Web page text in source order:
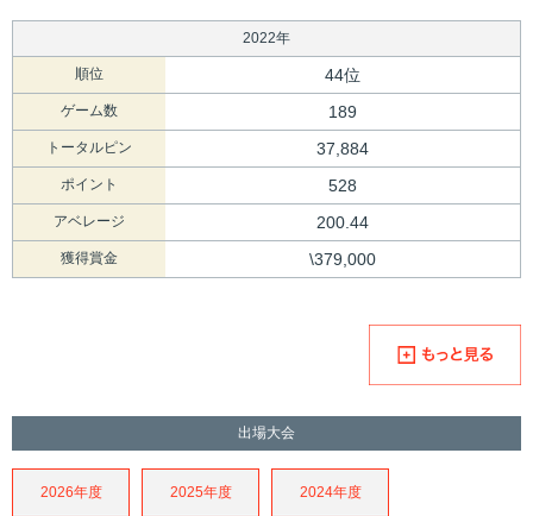
2022年
順位 44位
ゲーム数 189
トータルピン 37,884
ポイント 528
アベレージ 200.44
獲得賞金 \379,000
出場大会
2026年度 2025年度 2024年度